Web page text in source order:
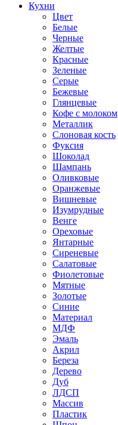
Кухни
Цвет
Белые
Черные
Желтые
Красные
Зеленые
Серые
Бежевые
Глянцевые
Кофе с молоком
Металлик
Слоновая кость
Фуксия
Шоколад
Шампань
Оливковые
Оранжевые
Вишневые
Изумрудные
Венге
Ореховые
Янтарные
Сиреневые
Салатовые
Фиолетовые
Мятные
Золотые
Синие
Материал
МДФ
Эмаль
Акрил
Береза
Дерево
Дуб
ЛДСП
Массив
Пластик